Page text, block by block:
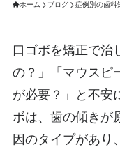
ホーム ブログ 症例別の歯科
口ゴボを矯正で治
の？」「マウスピ
が必要？」と不安
ボは、歯の傾きが
因のタイプがあり